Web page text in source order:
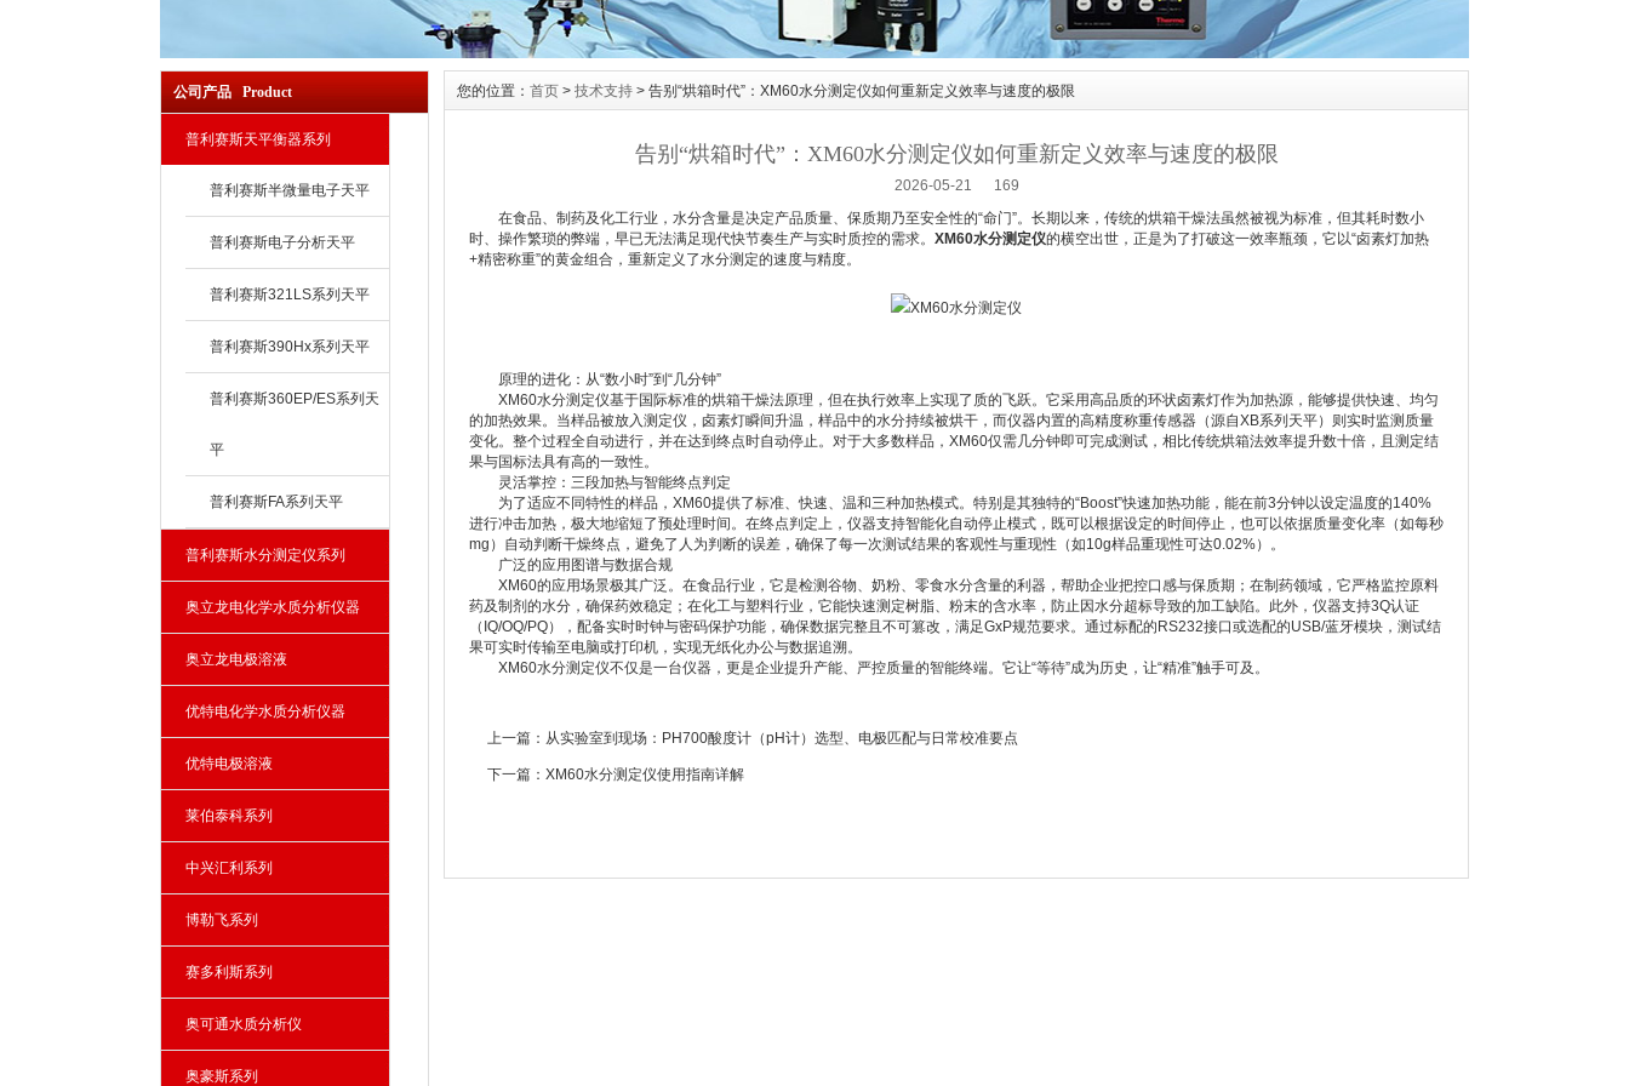
公司产品 Product
普利赛斯天平衡器系列
普利赛斯半微量电子天平
普利赛斯电子分析天平
普利赛斯321LS系列天平
普利赛斯390Hx系列天平
普利赛斯360EP/ES系列天
平
普利赛斯FA系列天平
普利赛斯水分测定仪系列
奥立龙电化学水质分析仪器
奥立龙电极溶液
优特电化学水质分析仪器
优特电极溶液
莱伯泰科系列
中兴汇利系列
博勒飞系列
赛多利斯系列
奥可通水质分析仪
奥豪斯系列
您的位置： 首页 > 技术支持 > 告别“烘箱时代”：XM60水分测定仪如何重新定义效率与速度的极限
告别“烘箱时代”：XM60水分测定仪如何重新定义效率与速度的极限
2026-05-21 169
在食品、制药及化工行业，水分含量是决定产品质量、保质期乃至安全性的“命门”。长期以来，传统的烘箱干燥法虽然被视为标准，但其耗时数小
时、操作繁琐的弊端，早已无法满足现代快节奏生产与实时质控的需求。 XM60水分测定仪的横空出世，正是为了打破这一效率瓶颈，它以“卤素灯加热
+精密称重”的黄金组合，重新定义了水分测定的速度与精度。
原理的进化：从“数小时”到“几分钟”
XM60水分测定仪基于国际标准的烘箱干燥法原理，但在执行效率上实现了质的飞跃。它采用高品质的环状卤素灯作为加热源，能够提供快速、均匀
的加热效果。当样品被放入测定仪，卤素灯瞬间升温，样品中的水分持续被烘干，而仪器内置的高精度称重传感器（源自XB系列天平）则实时监测质量
变化。整个过程全自动进行，并在达到终点时自动停止。对于大多数样品，XM60仅需几分钟即可完成测试，相比传统烘箱法效率提升数十倍，且测定结
果与国标法具有高的一致性。
灵活掌控：三段加热与智能终点判定
为了适应不同特性的样品，XM60提供了标准、快速、温和三种加热模式。特别是其独特的“Boost”快速加热功能，能在前3分钟以设定温度的140%
进行冲击加热，极大地缩短了预处理时间。在终点判定上，仪器支持智能化自动停止模式，既可以根据设定的时间停止，也可以依据质量变化率（如每秒
mg）自动判断干燥终点，避免了人为判断的误差，确保了每一次测试结果的客观性与重现性（如10g样品重现性可达0.02%）。
广泛的应用图谱与数据合规
XM60的应用场景极其广泛。在食品行业，它是检测谷物、奶粉、零食水分含量的利器，帮助企业把控口感与保质期；在制药领域，它严格监控原料
药及制剂的水分，确保药效稳定；在化工与塑料行业，它能快速测定树脂、粉末的含水率，防止因水分超标导致的加工缺陷。此外，仪器支持3Q认证
（IQ/OQ/PQ），配备实时时钟与密码保护功能，确保数据完整且不可篡改，满足GxP规范要求。通过标配的RS232接口或选配的USB/蓝牙模块，测试结
果可实时传输至电脑或打印机，实现无纸化办公与数据追溯。
XM60水分测定仪不仅是一台仪器，更是企业提升产能、严控质量的智能终端。它让“等待”成为历史，让“精准”触手可及。
上一篇： 从实验室到现场：PH700酸度计（pH计）选型、电极匹配与日常校准要点
下一篇： XM60水分测定仪使用指南详解